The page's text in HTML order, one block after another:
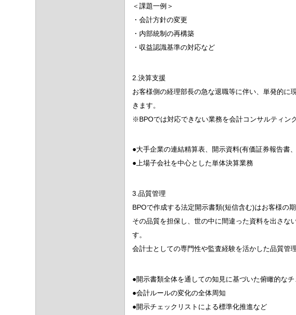
＜課題一例＞
・会計方針の変更
・内部統制の再構築
・収益認識基準の対応など
2.決算支援
お客様側の経理部長の急な退職等に伴い、単発的に
きます。
※BPOでは対応できない業務を会計コンサルティン
●大手企業の連結精算表、開示資料(有価証券報告書
●上場子会社を中心とした単体決算業務
3.品質管理
BPOで作成する法定開示書類(短信含む)はお客様の
その品質を担保し、世の中に間違った資料を出さな
す。
会計士としての専門性や監査経験を活かした品質管
●開示書類全体を通しての知見に基づいた俯瞰的なチ
●会計ルールの変化の全体周知
●開示チェックリストによる標準化推進など